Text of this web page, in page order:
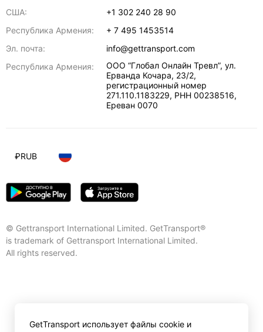
США:
+1 302 240 28 90
Республика Армения:
+ 7 495 1453514
Эл. почта:
info@gettransport.com
Республика Армения:
ООО “Глобал Онлайн Тревл”, ул.
Ерванда Кочара, 23/2,
регистрационный номер
271.110.1183229, РНН 00238516,
Ереван 0070
© Gettransport International Limited. GetTransport®
is trademark of Gettransport International Limited.
All rights reserved.
₽RUB
GetTransport использует файлы cookie и